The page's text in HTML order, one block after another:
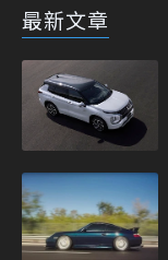
最新文章